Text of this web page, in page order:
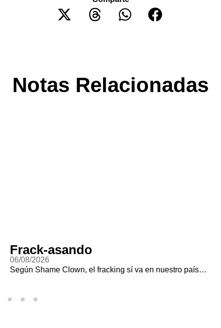
Notas Relacionadas
Frack-asando
06/08/2026
Según Shame Clown, el fracking sí va en nuestro país…